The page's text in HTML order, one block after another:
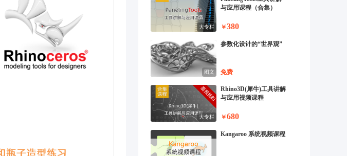
大专栏
与应用课程（合集）
￥380
图文
参数化设计的“世界观”
免费
大专栏
Rhino3D(犀牛)工具讲解
与应用视频课程
￥680
Kangaroo 系统视频课程